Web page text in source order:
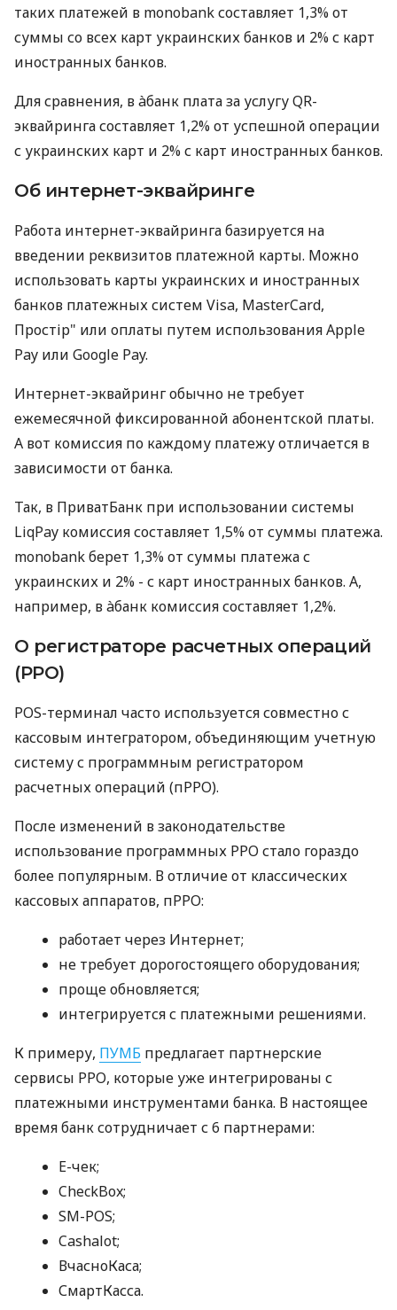
таких платежей в monobank составляет 1,3% от
суммы со всех карт украинских банков и 2% с карт
иностранных банков.
Для сравнения, в àбанк плата за услугу QR-
эквайринга составляет 1,2% от успешной операции
с украинских карт и 2% с карт иностранных банков.
Об интернет-эквайринге
Работа интернет-эквайринга базируется на
введении реквизитов платежной карты. Можно
использовать карты украинских и иностранных
банков платежных систем Visa, MasterCard,
Простір" или оплаты путем использования Apple
Pay или Google Pay.
Интернет-эквайринг обычно не требует
ежемесячной фиксированной абонентской платы.
А вот комиссия по каждому платежу отличается в
зависимости от банка.
Так, в ПриватБанк при использовании системы
LiqPay комиссия составляет 1,5% от суммы платежа.
monobank берет 1,3% от суммы платежа с
украинских и 2% - с карт иностранных банков. А,
например, в àбанк комиссия составляет 1,2%.
О регистраторе расчетных операций
(РРО)
POS-терминал часто используется совместно с
кассовым интегратором, объединяющим учетную
систему с программным регистратором
расчетных операций (пРРО).
После изменений в законодательстве
использование программных РРО стало гораздо
более популярным. В отличие от классических
кассовых аппаратов, пРРО:
работает через Интернет;
не требует дорогостоящего оборудования;
проще обновляется;
интегрируется с платежными решениями.
К примеру, ПУМБ предлагает партнерские
сервисы РРО, которые уже интегрированы с
платежными инструментами банка. В настоящее
время банк сотрудничает с 6 партнерами:
E-чек;
CheckBox;
SM-POS;
Cashalot;
ВчасноКаса;
СмартКасса.